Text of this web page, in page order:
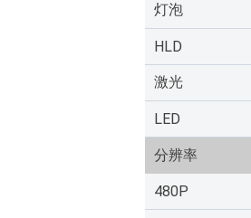
灯泡
HLD
激光
LED
分辨率
480P